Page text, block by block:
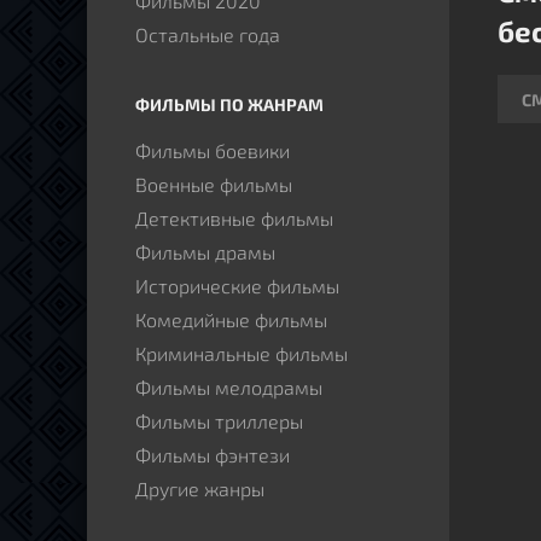
Остальные года
ФИЛЬМЫ ПО ЖАНРАМ
Фильмы боевики
Военные фильмы
Детективные фильмы
Фильмы драмы
Исторические фильмы
Комедийные фильмы
Криминальные фильмы
Фильмы мелодрамы
Фильмы триллеры
Фильмы фэнтези
Другие жанры